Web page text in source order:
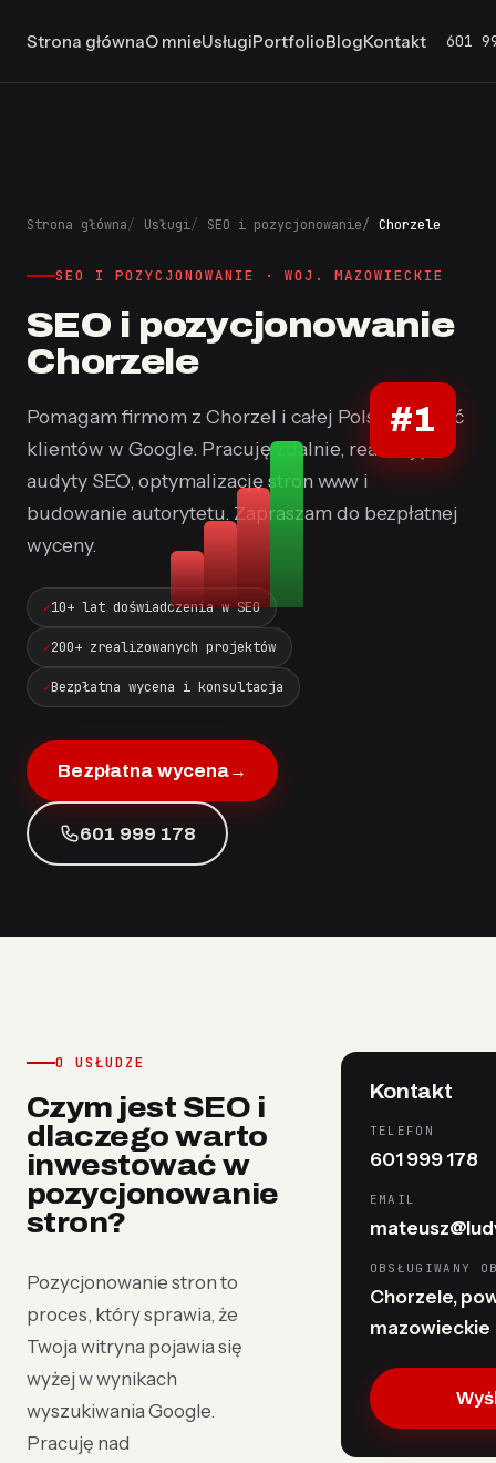
Strona głównaO mnieUsługiPortfolioBlogKontakt 601
#1
Strona główna Usługi SEO i pozycjonowanie Chorzele
SEO I POZYCJONOWANIE · WOJ. MAZOWIECKIE
SEO i pozycjonowanie
Chorzele
Pomagam firmom z Chorzel i całej Polski znaleźć
klientów w Google. Pracuję zdalnie, realizuję
audyty SEO, optymalizację stron www i
budowanie autorytetu. Zapraszam do bezpłatnej
wyceny.
10+ lat doświadczenia w SEO
200+ zrealizowanych projektów
Bezpłatna wycena i konsultacja
Bezpłatna wycena→
601 999 178
O USŁUDZE
Czym jest SEO i
dlaczego warto
inwestować w
pozycjonowanie
stron?
Pozycjonowanie stron to
proces, który sprawia, że
Twoja witryna pojawia się
wyżej w wynikach
wyszukiwania Google.
Pracuję nad
Kontakt
TELEFON
601 999 178
EMAIL
OBSŁUGIWANY
Chorzele,
mazowieckie